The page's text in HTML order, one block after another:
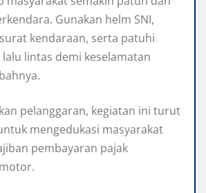
Gunakan helm SNI,
kendaraan, serta patuhi
lintas demi keselamatan
pelanggaran, kegiatan ini turut
mengedukasi masyarakat
pembayaran pajak